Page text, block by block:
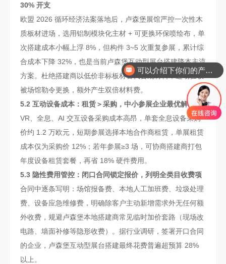
30% 开支
欧盟 2026 循环经济法案落地后，卢森堡展馆严控一次性木
质板材进场，选用铝制模块化主材 + 可更换环保喷绘布，单
次搭建成本小幅上浮 8%，但构件 3~5 次重复参展，累计综
合成本下降 32%，也是当前卢森堡互动型展台搭建降本主流
方案。杜绝搭建商以低价非标板材替代合规材料，进场验收
被场馆勒令更换，额外产生双倍材料费。
5.2 互动设备成本：租赁＞采购，中小参展企业最优解
VR、全息、AI 交互设备采购成本高昂，单套全息设备采购
价约 1.2 万欧元，短期参展选择本地合作商租赁，单展租赁
成本仅为采购价 12%；若年参展≥3 场，可协商搭建商打包
年度设备租赁套餐，再省 18% 硬件费用。
5.3 隐性费用管控：闭口合同锁定报价，列明全类目收费项
合同中逐条写明：场馆报备费、本地人工加班费、垃圾处理
费、设备应急维修费，明确除客户主动新增需求外无任何额
外收费，规避卢森堡本地搭建商常见临时加价套路（现场改
电路、墙面补修等隐形收费）。据行业调研，签署开口合同
的企业，卢森堡互动型展台搭建最终花费普遍超预算 28%
以上。
你们是怎么收费的呢